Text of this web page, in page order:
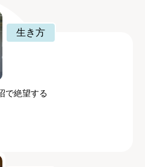
生き方
で絶望する